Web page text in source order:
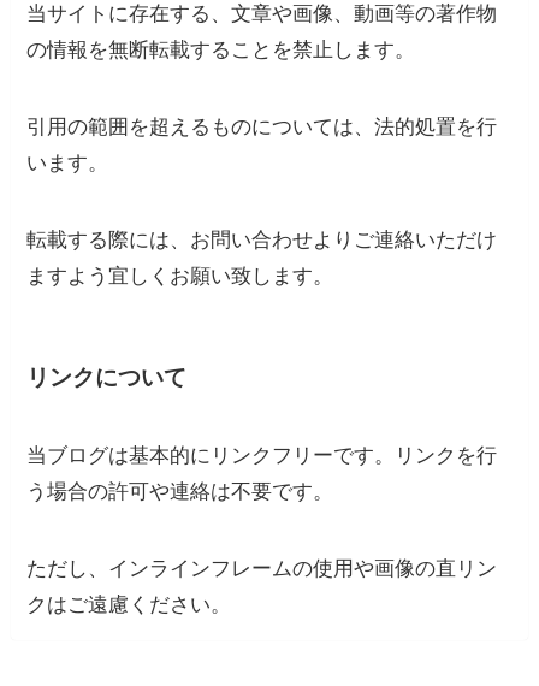
当サイトに存在する、文章や画像、動画等の著作物
の情報を無断転載することを禁止します。
引用の範囲を超えるものについては、法的処置を行
います。
転載する際には、お問い合わせよりご連絡いただけ
ますよう宜しくお願い致します。
リンクについて
当ブログは基本的にリンクフリーです。リンクを行
う場合の許可や連絡は不要です。
ただし、インラインフレームの使用や画像の直リン
クはご遠慮ください。